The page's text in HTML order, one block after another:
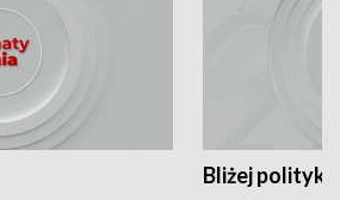
Bliżej polityki